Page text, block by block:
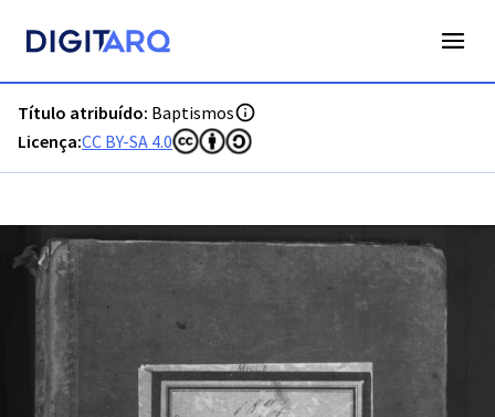
Título atribuído: Baptismos
Licença:CC BY-SA 4.0